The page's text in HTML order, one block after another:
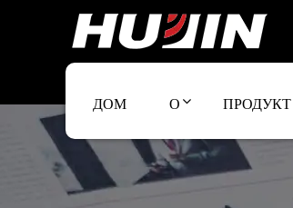
ДОМ О ПРОДУКТ